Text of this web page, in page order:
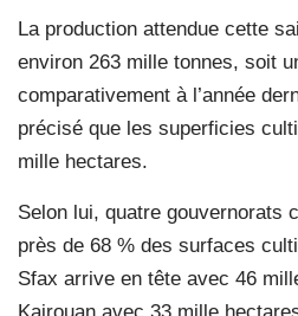
La production attendue cette
environ 263 mille tonnes, soit
comparativement à l’année
précisé que les superficies
mille hectares.
Selon lui, quatre gouvernorats
près de 68 % des surfaces
Sfax arrive en tête avec 46
Kairouan avec 33 mille